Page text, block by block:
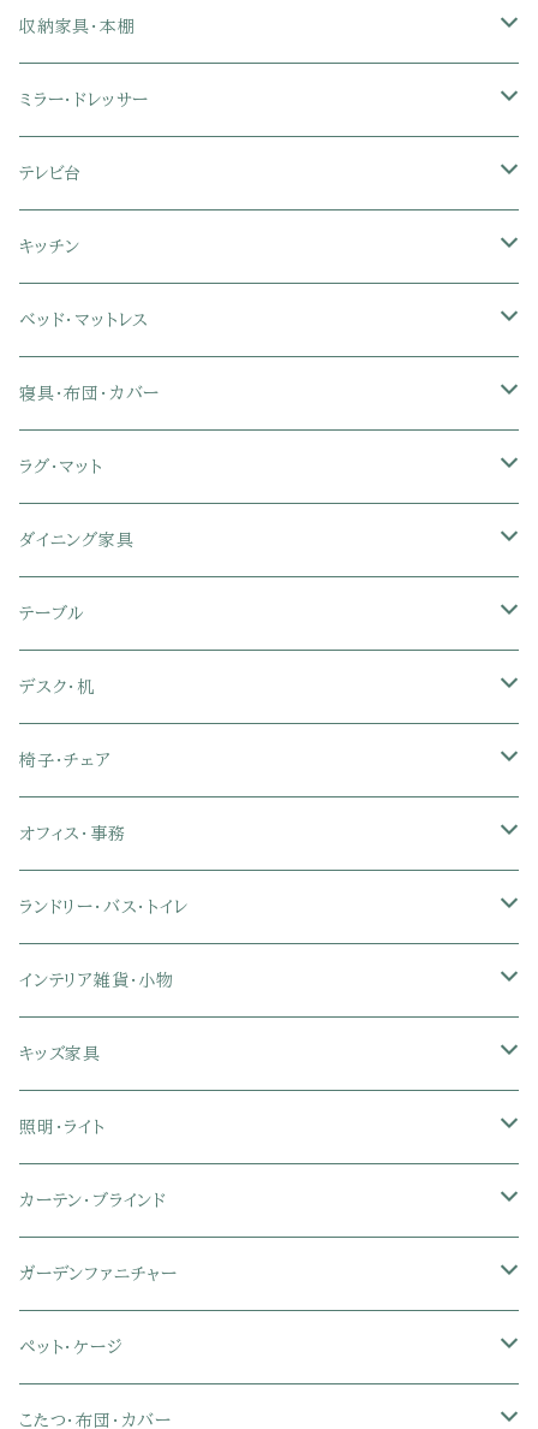
2人掛けソファ
3人掛けソファ
フロアソファ・ローソファ
ソファベッド
カウチソファ・コーナーソファ
リクライニングソファ
スツール・オットマン
クッションソファ
革・レザー・合皮ソファ
布張り・ファブリックソファ
ソファカバー
1人掛け座椅子
2人掛け座椅子
リクライニング座椅子
肘付き座椅子
座椅子カバー
ポケットコイル座椅子
収納家具・本棚
カラーボックス
本棚・書棚
衣類・タンス・チェスト
ハンガーラック
ラック・シェルフ
スチールラック・メタルラック
衣装ケース・壁面収納・ワードローブ
キャビネット・サイドボード
ランドリー・トイレ収納
玄関収納
突っ張り棚・突っ張りラック
ミラー・ドレッサー
ドレッサー・鏡台
ミラー・スタンドミラー
テレビ台
壁面収納・ハイタイプテレビ台
ミドルタイプテレビ台
ロータイプテレビ台
コーナーテレビ台
伸縮テレビ台
テレビスタンド
サイドチェスト
幅90cm以下テレビ台
幅91～120cmテレビ台
幅121～150cmテレビ台
幅151～180cmテレビ台
キッチン
食器棚・キッチンボード
レンジ台
キッチンワゴン
キッチンカウンター
キッチンラック・冷蔵庫ラック
隙間収納
キッチンマット
キッチン用品
キッチン家電
ベッド・マットレス
ローベッド
セミシングル
シングル
収納付きベッド
セミシングル
シングル
パネルベッド
セミシングル
シングル
すのこベッド
セミシングル
シングル
脚付きマットレス
セミシングル
シングル
パイプベッド
ロフトベッド
2段ベッド
折りたたみベッド
ソファベッド
マットレス
セミシングル
シングル
セミシングル
シングル
セミダブル
ダブル
寝具・布団・カバー
掛け布団
敷き布団
布団セット
枕
タオルケット・ガーゼケット
ブランケット・毛布
布団カバー・敷きパッド
ひんやりマット（冷却マット）
こたつ布団
シングル
セミダブル
ダブル
クイーン
キング
ラグ・マット
ラグ・カーペット
玄関マット
キッチンマット
フローリングマット
ジョイントマット
ダイニング家具
ダイニングテーブル
ダイニングチェア・ベンチ
ダイニングテーブルセット
2人用ダイニングテーブルセット
4人用ダイニングテーブルセット
6人用ダイニングテーブルセット
木製ダイニング
スチール脚ダイニング
テーブル
サイドテーブル
ウッドテーブル
センターテーブル
ガラステーブル
カウンターテーブル
伸縮式テーブル
デスク・机
パソコン・オフィスデスク
L字デスク
収納付きデスク
キーボードスライダー付きデスク
学習机
ツインデスク
デスクセット
サイドワゴン・チェスト
木製デスク
ガラスデスク
椅子・チェア
ダイニングチェア・ベンチ
オフィスチェア
リクライニングチェア
ハイバックオフィスチェア
メッシュオフィスチェア
リビングチェア
スツール・オットマン
学習椅子
ファブリックチェア
革・レザー・合皮チェア
スチール脚チェア
木脚チェア
オフィス・事務
オフィスチェア
オフィスデスク
オフィス収納
オフィス雑貨
オフィス家電
ランドリー・バス・トイレ
ランドリーラック
タオルハンガー
洗濯カゴ・ワゴン
物干しスタンド
トイレ用品
トイレットペーパーホルダー
バス用品・バスマット
インテリア雑貨・小物
タオル
食器・食器スタンド
キャニスター・ディスペンサー
コーヒーサーバー
エコバッグ
玄関小物・傘
キッズ家具
絵本ラック・本棚
ラック・ランドセルラック
おもちゃ・キッズ収納
学習机・学習椅子
チェア・ベビーチェア・ソファ
照明・ライト
シーリングライト
シーリングファンライト
ペンダントライト
スポットライト
カーテン・ブラインド
ドレープカーテン
レースカーテン
カーテンセット
ガーデンファニチャー
ガーデンフェンス・アーチ
ガーデンテーブル・チェア・ベンチ
ペット・ケージ
ケージ
こたつ・布団・カバー